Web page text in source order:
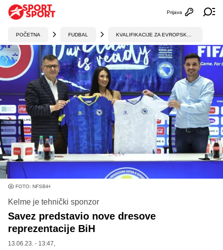
Otvori
Prijava
POČETNA FUDBAL
FOTO: NFSBiH
Kelme je tehnički sponzor
Savez predstavio nove dresove
reprezentacije BiH
13.06.23. - 13:47,